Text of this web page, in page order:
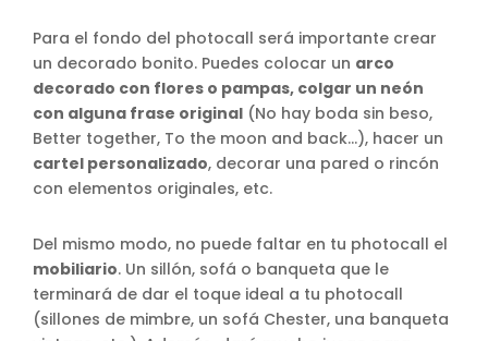
Para el fondo del photocall será importante crear
un decorado bonito. Puedes colocar un arco
decorado con flores o pampas, colgar un neón
con alguna frase original (No hay boda sin beso,
Better together, To the moon and back…), hacer un
cartel personalizado, decorar una pared o rincón
con elementos originales, etc.
Del mismo modo, no puede faltar en tu photocall el
mobiliario. Un sillón, sofá o banqueta que le
terminará de dar el toque ideal a tu photocall
(sillones de mimbre, un sofá Chester, una banqueta